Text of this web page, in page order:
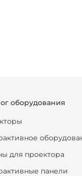
оборудования
для проектора
панели